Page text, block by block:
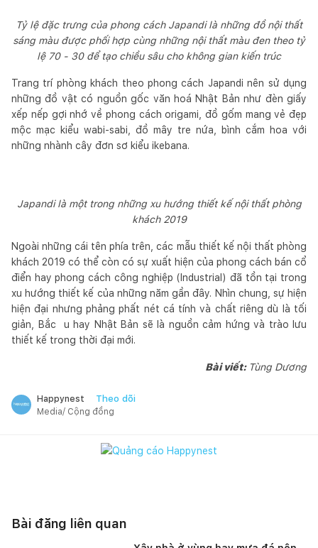
Tỷ lệ đặc trưng của phong cách Japandi là những đồ nội thất
sáng màu được phối hợp cùng những nội thất màu đen theo tỷ
lệ 70 - 30 để tạo chiều sâu cho không gian kiến trúc
Trang trí phòng khách theo phong cách Japandi nên sử dụng
những đồ vật có nguồn gốc văn hoá Nhật Bản như đèn giấy
xếp nếp gợi nhớ về phong cách origami, đồ gốm mang vẻ đẹp
mộc mạc kiểu wabi-sabi, đồ mây tre nứa, bình cắm hoa với
những nhành cây đơn sơ kiểu ikebana.
Japandi là một trong những xu hướng thiết kế nội thất phòng
khách 2019
Ngoài những cái tên phía trên, các mẫu thiết kế nội thất phòng
khách 2019 có thể còn có sự xuất hiện của phong cách bán cổ
điển hay phong cách công nghiệp (Industrial) đã tồn tại trong
xu hướng thiết kế của những năm gần đây. Nhìn chung, sự hiện
hiện đại nhưng phảng phất nét cá tính và chất riêng dù là tối
giản, Bắc u hay Nhật Bản sẽ là nguồn cảm hứng và trào lưu
thiết kế trong thời đại mới.
Bài viết: Tùng Dương
Happynest Theo dõi
Media/ Cộng đồng
Bài đăng liên quan